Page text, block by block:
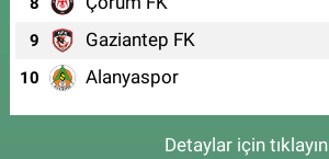
9 Gaziantep FK
10 Alanyaspor
Detaylar için tıklayın